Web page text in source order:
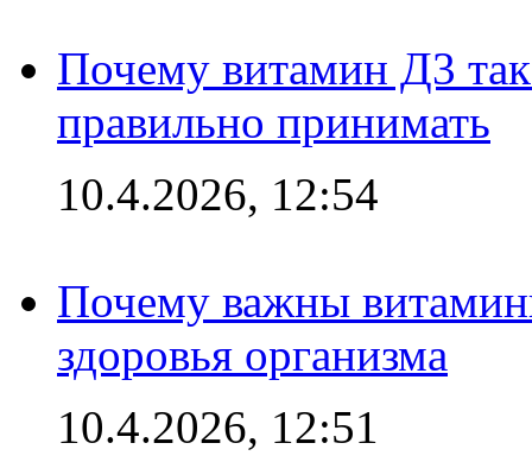
Почему витамин Д3 так
правильно принимать
10.4.2026, 12:54
Почему важны
здоровья организма
10.4.2026, 12:51